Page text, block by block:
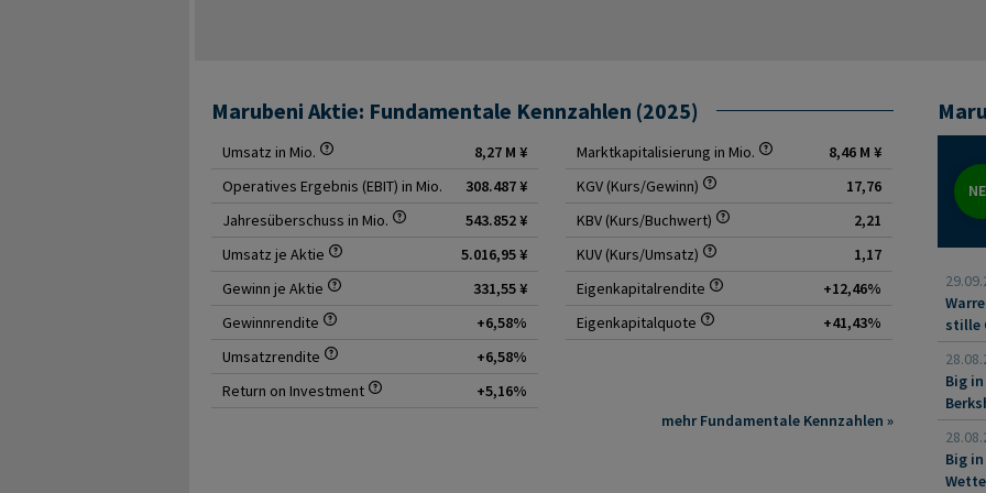
trotz Diversifikationseffekten, mit substantiellen Markt-, Projekt- und Governance-Risiken verbunden
und erfordert eine regelmäßige Überprüfung der strategischen Ausrichtung und der geopolitischen
Rahmenbedingungen.
Marubeni Aktie: Fundamentale Kennzahlen (2025)
Umsatz in Mio.
8,27 M ¥
Operatives Ergebnis (EBIT) in Mio.
308.487 ¥
Jahresüberschuss in Mio.
543.852 ¥
Umsatz je Aktie
5.016,95 ¥
Gewinn je Aktie
331,55 ¥
Gewinnrendite
+6,58%
Umsatzrendite
+6,58%
Return on Investment
+5,16%
Marktkapitalisierung in Mio.
8,46 M ¥
KGV (Kurs/Gewinn)
17,76
KBV (Kurs/Buchwert)
2,21
KUV (Kurs/Umsatz)
1,17
Eigenkapitalrendite
+12,46%
Eigenkapitalquote
+41,43%
mehr Fundamentale Kennzahlen »
stille
Big
Big